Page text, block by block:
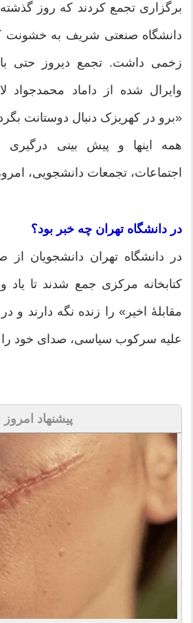
برگزاری تجمع کردند که روز
دانشگاه صنعتی شریف به خشونت
زخمی داشت. تجمع دیروز حتی
وایرال شده از داماد محمدجواد
«برو در کهریزک دنبال دوستانت
همه اینها و پیش بینی
اجتماعات، تجمعات دانشجویی،
در دانشگاه تهران چه خبر بود؟
در دانشگاه تهران دانشجویان از
کتابخانه مرکزی جمع شدند تا یاد
مقابلۀ اخیر» را زنده نگه دارند و
علیه سرکوب سیاسی، صدای خود را
پیشنهاد امروز